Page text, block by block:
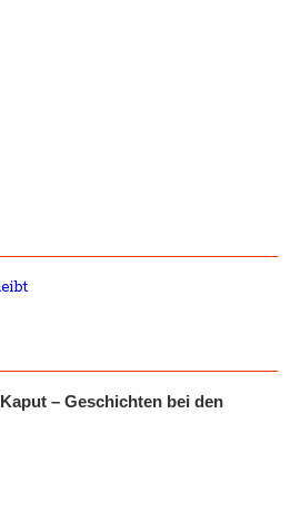
Kaput – Geschichten bei den